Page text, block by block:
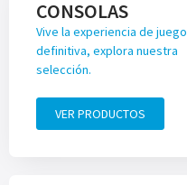
CONSOLAS
Vive la experiencia de juego
definitiva, explora nuestra
selección.
VER PRODUCTOS